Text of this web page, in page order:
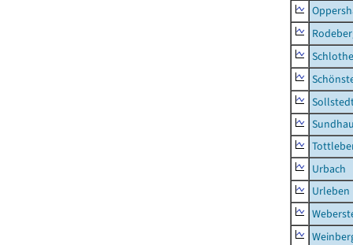
Urbach
Urleben